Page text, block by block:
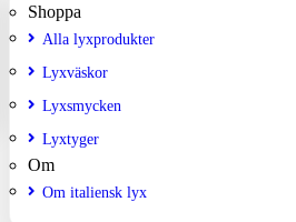
Shoppa
Alla lyxprodukter
Lyxväskor
Lyxsmycken
Lyxtyger
Om
Om italiensk lyx